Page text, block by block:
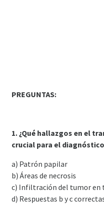
PREGUNTAS:
1. ¿Qué hallazgos en el
crucial para el
a) Patrón papilar
b) Áreas de necrosis
c) Infiltración del tumor en
d) Respuestas b y c